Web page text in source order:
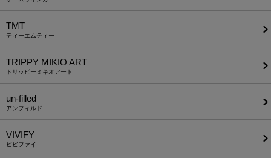
TMT
ティーエムティー
TRIPPY MIKIO ART
トリッピーミキオアート
un-filled
アンフィルド
VIVIFY
ビビファイ